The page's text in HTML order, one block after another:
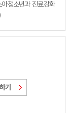
청소년과 진료강화
기